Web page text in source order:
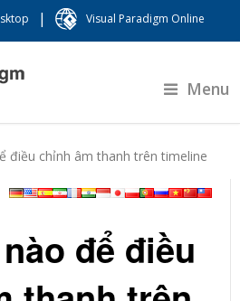
| Visual Paradigm Online
Menu
điều chỉnh âm thanh trên timeline
để điều